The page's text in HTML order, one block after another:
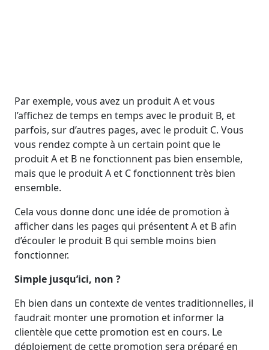
Par exemple, vous avez un produit A et vous
l’affichez de temps en temps avec le produit B, et
parfois, sur d’autres pages, avec le produit C. Vous
vous rendez compte à un certain point que le
produit A et B ne fonctionnent pas bien ensemble,
mais que le produit A et C fonctionnent très bien
ensemble.
Cela vous donne donc une idée de promotion à
afficher dans les pages qui présentent A et B afin
d’écouler le produit B qui semble moins bien
fonctionner.
Simple jusqu’ici, non ?
Eh bien dans un contexte de ventes traditionnelles, il
faudrait monter une promotion et informer la
clientèle que cette promotion est en cours. Le
déploiement de cette promotion sera préparé en